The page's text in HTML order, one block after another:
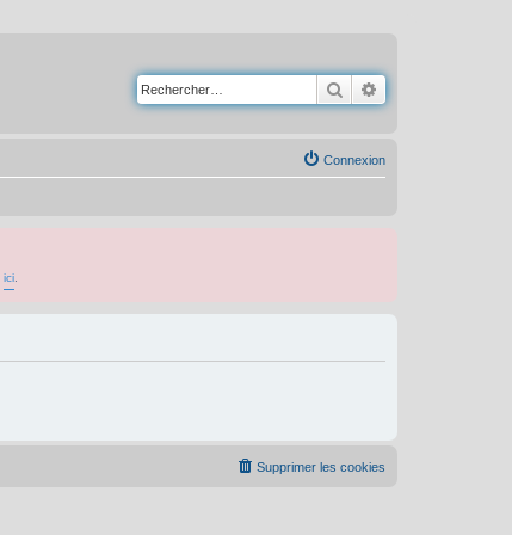
Rechercher
Connexion
ici
Supprimer les cookies